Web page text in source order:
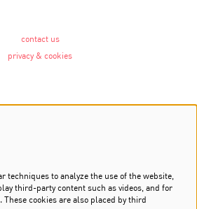
contact us
privacy & cookies
Newsletter
Sign up
techniques to analyze the use of the website,
third-party content such as videos, and for
cookies are also placed by third